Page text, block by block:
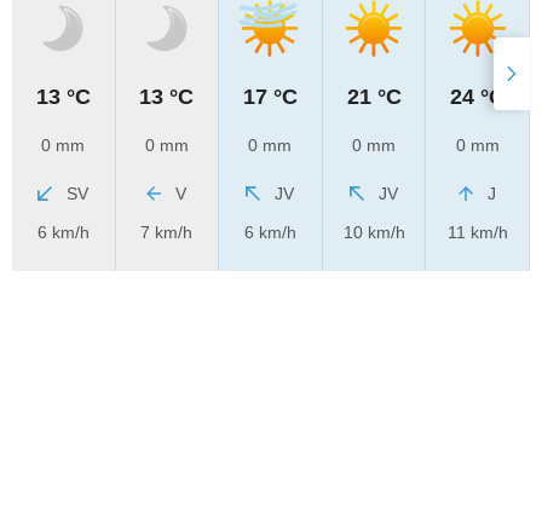
13 °C
0 mm
SV
6 km/h
13 °C
0 mm
V
7 km/h
17 °C
0 mm
JV
6 km/h
21 °C
0 mm
JV
10 km/h
24 °C
0 mm
J
11 km/h